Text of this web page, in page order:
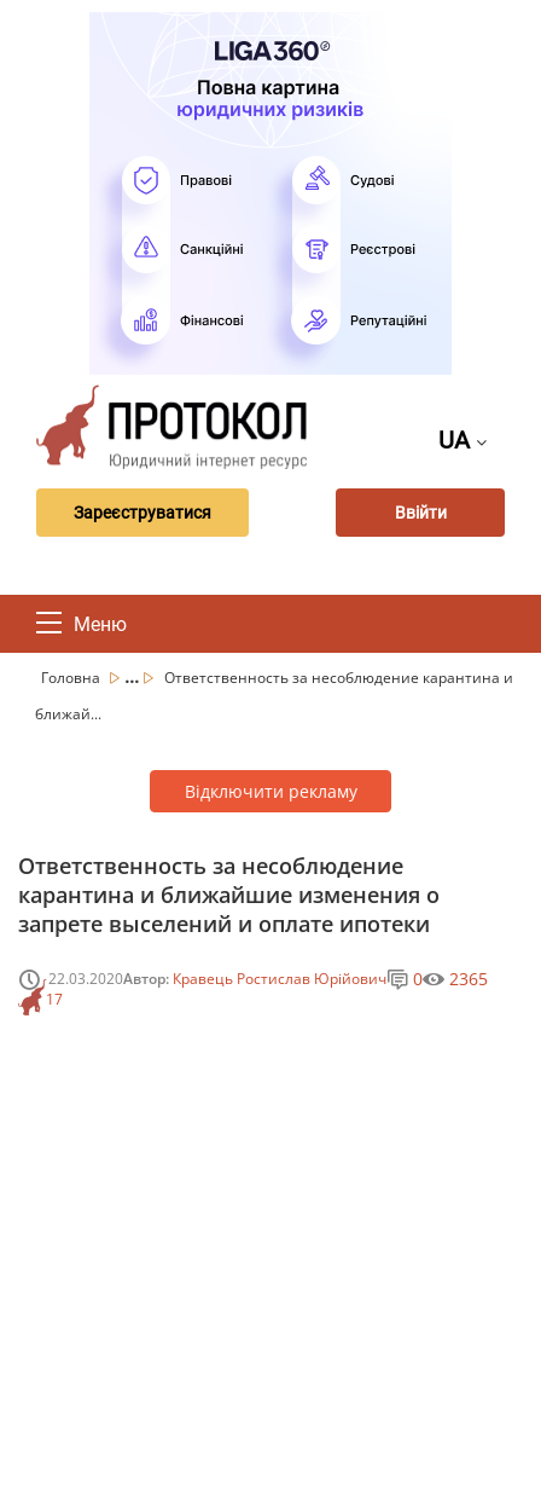
UA
Зареєструватися Ввійти
Меню
Головна ...
Ответственность за несоблюдение карантина и
ближай...
Відключити рекламу
Ответственность за несоблюдение
карантина и ближайшие изменения о
запрете выселений и оплате ипотеки
22.03.2020Автор: Кравець Ростислав Юрійович
17
0 2365